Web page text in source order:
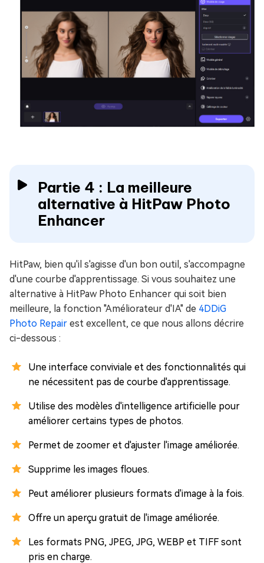
Partie 4 : La meilleure
alternative à HitPaw Photo
Enhancer
HitPaw, bien qu'il s'agisse d'un bon outil, s'accompagne
d'une courbe d'apprentissage. Si vous souhaitez une
alternative à HitPaw Photo Enhancer qui soit bien
meilleure, la fonction "Améliorateur d'IA" de 4DDiG
Photo Repair est excellent, ce que nous allons décrire
ci-dessous :
Une interface conviviale et des fonctionnalités qui
ne nécessitent pas de courbe d'apprentissage.
Utilise des modèles d'intelligence artificielle pour
améliorer certains types de photos.
Permet de zoomer et d'ajuster l'image améliorée.
Supprime les images floues.
Peut améliorer plusieurs formats d'image à la fois.
Offre un aperçu gratuit de l'image améliorée.
Les formats PNG, JPEG, JPG, WEBP et TIFF sont
pris en charge.